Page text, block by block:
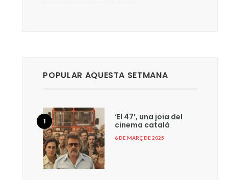
POPULAR AQUESTA SETMANA
‘El 47’, una joia del
cinema català
6 DE MARÇ DE 2025